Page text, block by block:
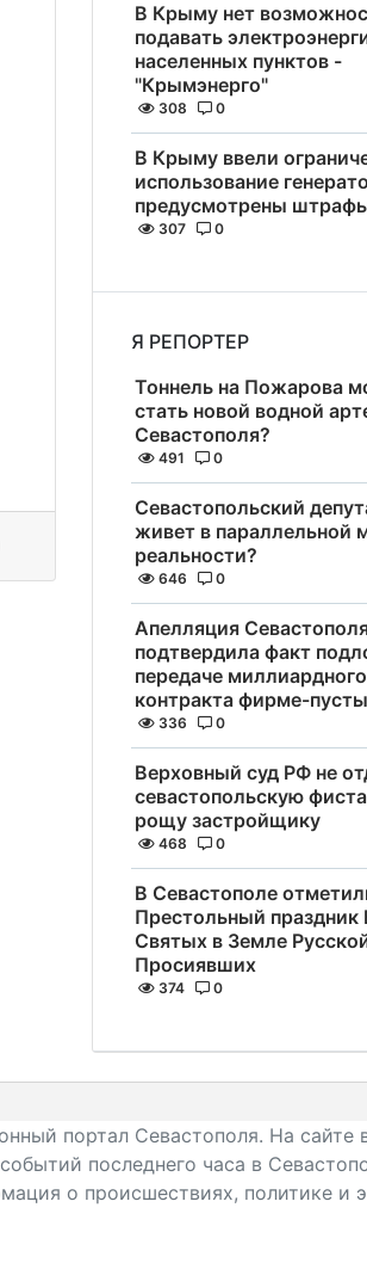
В Крыму нет
подавать
населенных пунктов -
"Крымэнерго"
308 0
В Крыму ввели
использование
предусмотрены
307 0
Я РЕПОРТЕР
Тоннель на Пожарова
стать новой водной
Севастополя?
491 0
Севастопольский
живет в параллельной
реальности?
646 0
Апелляция
подтвердила факт
передаче миллиардного
контракта фирме-
336 0
Верховный суд РФ не
севастопольскую
рощу застройщику
468 0
В Севастополе
Престольный праздник
Святых в Земле
Просиявших
374 0
портал Севастополя. На сайте
последнего часа в
о происшествиях, политике и